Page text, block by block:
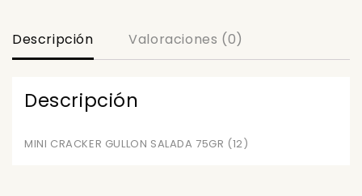
Descripción Valoraciones (0)
Descripción
MINI CRACKER GULLON SALADA 75GR (12)